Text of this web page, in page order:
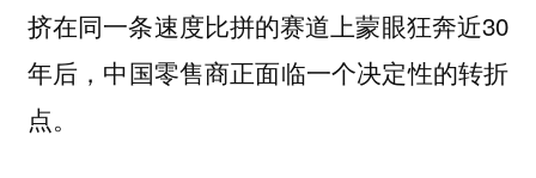
挤在同一条速度比拼的赛道上蒙眼狂奔近30
年后，中国零售商正面临一个决定性的转折
点。